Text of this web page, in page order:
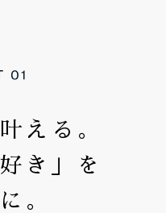
える。
き」を
。